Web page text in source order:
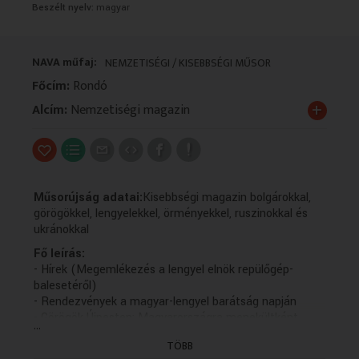
Beszélt nyelv: magyar
NAVA műfaj: NEMZETISÉGI / KISEBBSÉGI MŰSOR
Főcím: Rondó
Alcím: Nemzetiségi magazin +
Műsorújság adatai:Kisebbségi magazin bolgárokkal,
görögökkel, lengyelekkel, örményekkel, ruszinokkal és
ukránokkal
Fő leírás:
- Hírek (Megemlékezés a lengyel elnök repülőgép-
balesetéről)
- Rendezvények a magyar-lengyel barátság napján
érkező görög gyerekek sorsa a negyvenes évek végén
- Lakodalmi szokások a ruszinok lakta szlovákiai
...
TÖBB